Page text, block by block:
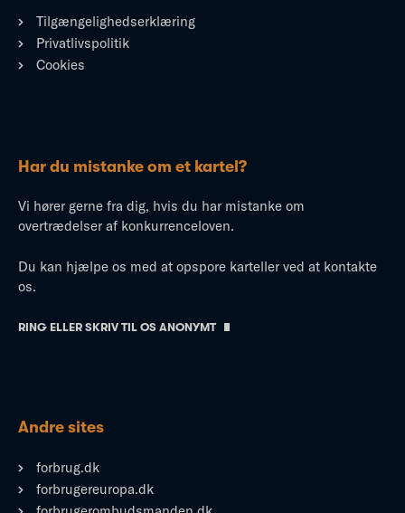
Tilgængelighedserklæring
Privatlivspolitik
Cookies
Har du mistanke om et kartel?
Vi hører gerne fra dig, hvis du har mistanke om
overtrædelser af konkurrenceloven.
Du kan hjælpe os med at opspore karteller ved at kontakte
os.
RING ELLER SKRIV TIL OS ANONYMT
Andre sites
forbrug.dk
forbrugereuropa.dk